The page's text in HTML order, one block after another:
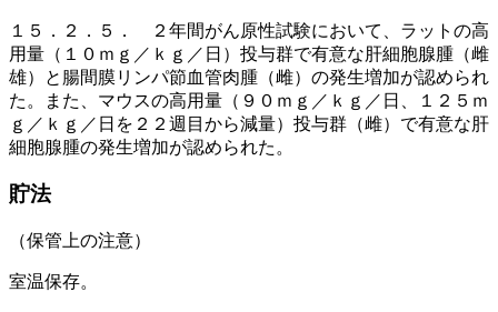
１５．２．５． ２年間がん原性試験において、ラットの高
用量（１０ｍｇ／ｋｇ／日）投与群で有意な肝細胞腺腫（雌
雄）と腸間膜リンパ節血管肉腫（雌）の発生増加が認められ
た。また、マウスの高用量（９０ｍｇ／ｋｇ／日、１２５ｍ
ｇ／ｋｇ／日を２２週目から減量）投与群（雌）で有意な肝
細胞腺腫の発生増加が認められた。
貯法
（保管上の注意）
室温保存。